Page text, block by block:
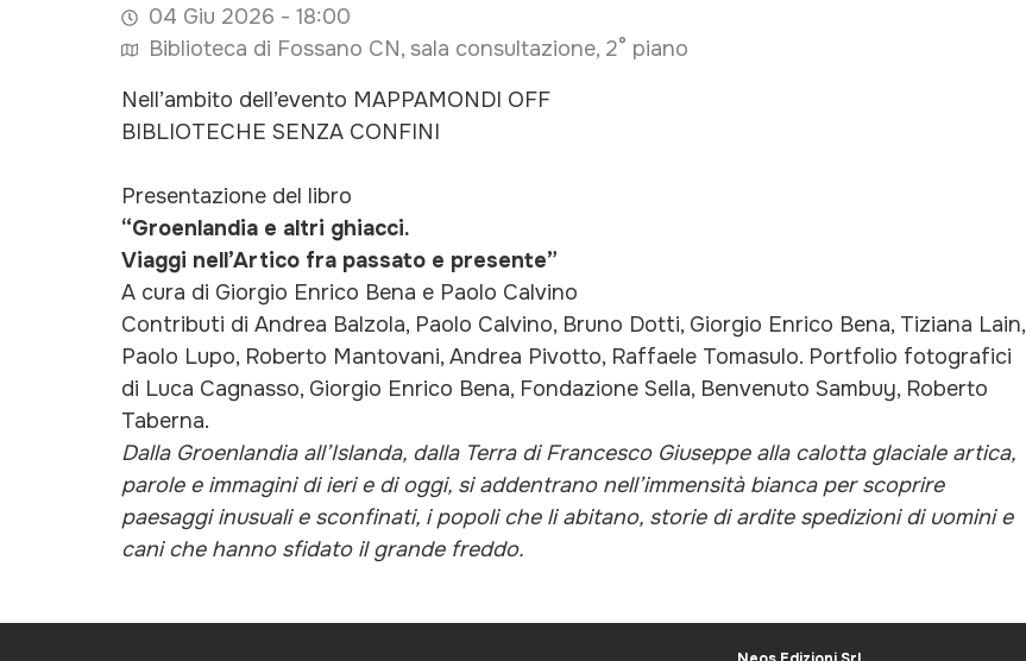
04 Giu 2026 - 18:00
Biblioteca di Fossano CN, sala consultazione, 2° piano
Nell’ambito dell’evento MAPPAMONDI OFF
BIBLIOTECHE SENZA CONFINI
Presentazione del libro
“Groenlandia e altri ghiacci.
Viaggi nell’Artico fra passato e presente”
A cura di Giorgio Enrico Bena e Paolo Calvino
Contributi di Andrea Balzola, Paolo Calvino, Bruno Dotti, Giorgio Enrico Bena, Tiziana Lain,
Paolo Lupo, Roberto Mantovani, Andrea Pivotto, Raffaele Tomasulo. Portfolio fotografici
di Luca Cagnasso, Giorgio Enrico Bena, Fondazione Sella, Benvenuto Sambuy, Roberto
Taberna.
Dalla Groenlandia all’Islanda, dalla Terra di Francesco Giuseppe alla calotta glaciale artica,
parole e immagini di ieri e di oggi, si addentrano nell’immensità bianca per scoprire
paesaggi inusuali e sconfinati, i popoli che li abitano, storie di ardite spedizioni di uomini e
cani che hanno sfidato il grande freddo.